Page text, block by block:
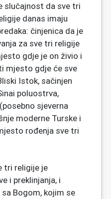
slučajnost da sve tri
danas imaju
činjenica da je
za sve tri religije
gdje je on živio i
mjesto gdje će sve
Istok, sačinjen
poluostrva,
sjeverna
moderne Turske i
rođenja sve tri
tri religije je
i preklinjanja, i
Bogom, kojim se